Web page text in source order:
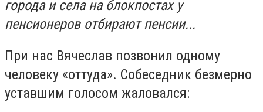
города и села на блокпостах у
пенсионеров отбирают пенсии...
При нас Вячеслав позвонил одному
человеку «оттуда». Собеседник безмерно
уставшим голосом жаловался: